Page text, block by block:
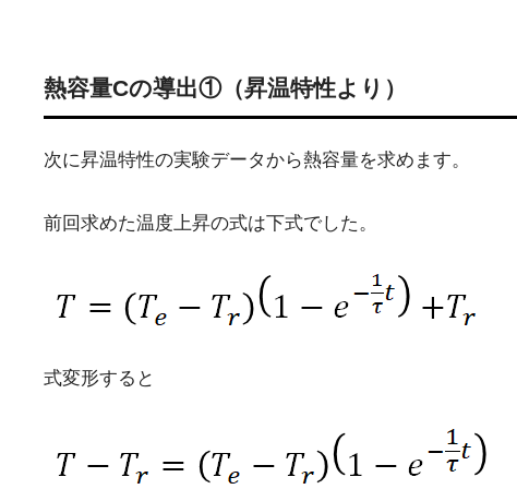
熱容量Cの導出①（昇温特性より）
次に昇温特性の実験データから熱容量を求めます。
前回求めた温度上昇の式は下式でした。
式変形すると